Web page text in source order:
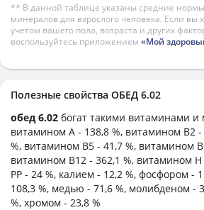
** В данной таблице указаны средние
минералов для взрослого человека. Если вы
учетом вашего пола, возраста и других
воспользуйтесь приложением «Мой
Полезные свойства ОБЕД 6.02
обед 6.02 богат такими витаминами и
витамином А - 138,8 %, витамином B2
%, витамином B5 - 41,7 %, витамином
витамином B12 - 362,1 %, витамином
PP - 24 %, калием - 12,2 %, фосфором -
108,3 %, медью - 71,6 %, молибденом -
%, хромом - 23,8 %